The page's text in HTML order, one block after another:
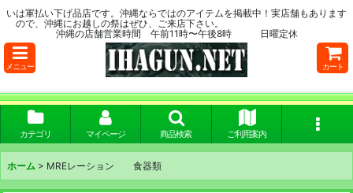
いは軍払い下げ品店です。沖縄ならではのアイテムを掲載中！実店舗もあります
ので、沖縄にお越しの祭はぜひ、ご来店下さい。
沖縄の店舗営業時間 午前11時〜午後8時 日曜定休
メニュー カート
カテゴリ マイページ 商品検索 ご利用案内
ホーム > MREレーション 食器類